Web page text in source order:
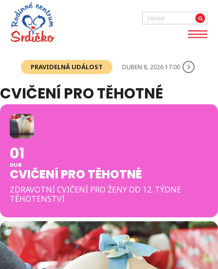
PRAVIDELNÁ UDÁLOST DUBEN 8, 2026 17:00
CVIČENÍ PRO TĚHOTNÉ
01
DUB
CVIČENÍ PRO TĚHOTNÉ
ZDRAVOTNÍ CVIČENÍ PRO ŽENY OD 12. TÝDNE
TĚHOTENSTVÍ